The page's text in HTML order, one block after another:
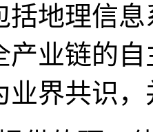
括地理信
产业链的
业界共识